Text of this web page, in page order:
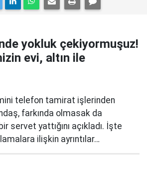
yokluk çekiyormuşuz!
evi, altın ile
telefon tamirat işlerinden
farkında olmasak da
servet yattığını açıkladı. İşte
ilişkin ayrıntılar…